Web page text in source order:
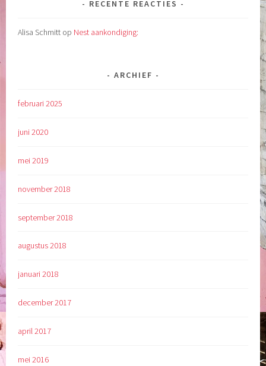
RECENTE REACTIES
Alisa Schmitt op Nest aankondiging:
ARCHIEF
februari 2025
juni 2020
mei 2019
november 2018
september 2018
augustus 2018
januari 2018
december 2017
april 2017
mei 2016